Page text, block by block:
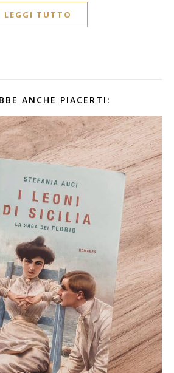
LEGGI TUTTO
ANCHE PIACERTI: